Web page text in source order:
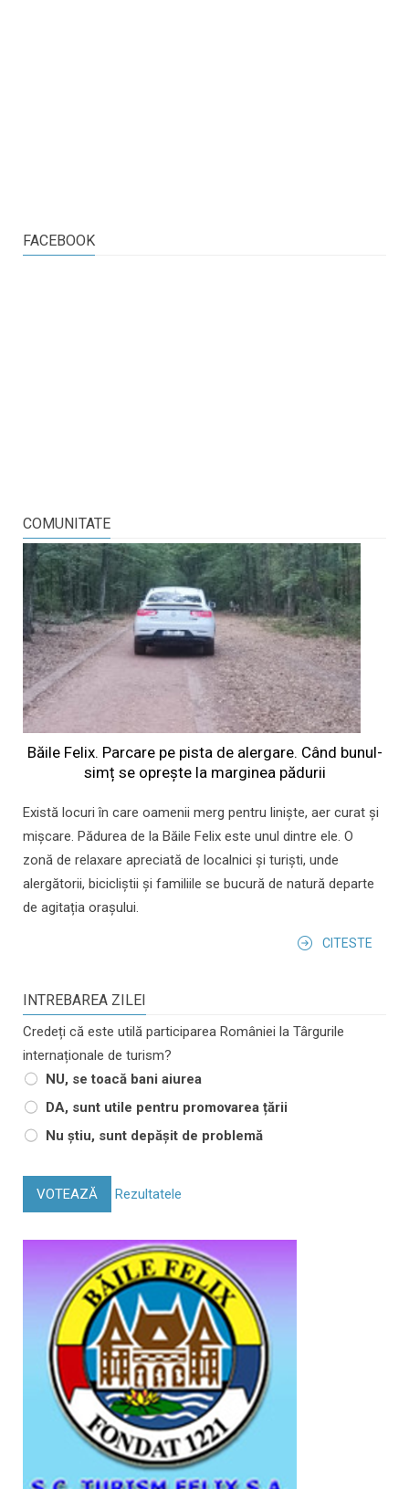
FACEBOOK
COMUNITATE
Băile Felix. Parcare pe pista de alergare. Când bunul-
simț se oprește la marginea pădurii
Există locuri în care oamenii merg pentru liniște, aer curat și
mișcare. Pădurea de la Băile Felix este unul dintre ele. O
zonă de relaxare apreciată de localnici și turiști, unde
alergătorii, bicicliștii și familiile se bucură de natură departe
de agitația orașului.
CITESTE
INTREBAREA ZILEI
Credeți că este utilă participarea României la Târgurile
internaționale de turism?
NU, se toacă bani aiurea
DA, sunt utile pentru promovarea țării
Nu știu, sunt depășit de problemă
VOTEAZĂ Rezultatele